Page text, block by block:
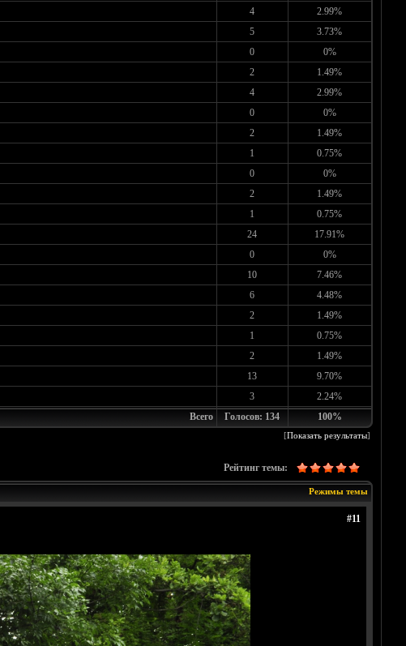
4
2.99%
5
3.73%
0
0%
2
1.49%
4
2.99%
0
0%
2
1.49%
1
0.75%
0
0%
2
1.49%
1
0.75%
24
17.91%
0
0%
10
7.46%
6
4.48%
2
1.49%
1
0.75%
2
1.49%
13
9.70%
3
2.24%
Всего
Голосов: 134 100%
[Показать результаты]
Рейтинг темы:
Режимы темы
#11